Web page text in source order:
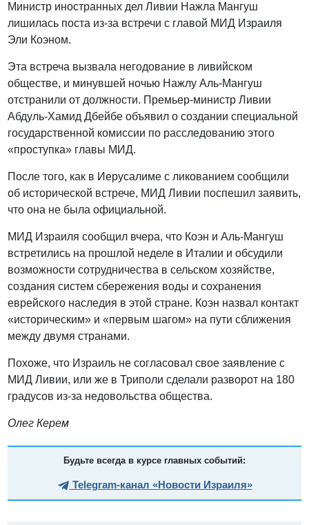
Министр иностранных дел Ливии Нажла Мангуш
лишилась поста из-за встречи с главой МИД Израиля
Эли Коэном.
Эта встреча вызвала негодование в ливийском
обществе, и минувшей ночью Нажлу Аль-Мангуш
отстранили от должности. Премьер-министр Ливии
Абдуль-Хамид Дбейбе объявил о создании специальной
государственной комиссии по расследованию этого
«проступка» главы МИД.
После того, как в Иерусалиме с ликованием сообщили
об исторической встрече, МИД Ливии поспешил заявить,
что она не была официальной.
МИД Израиля сообщил вчера, что Коэн и Аль-Мангуш
встретились на прошлой неделе в Италии и обсудили
возможности сотрудничества в сельском хозяйстве,
создания систем сбережения воды и сохранения
еврейского наследия в этой стране. Коэн назвал контакт
«историческим» и «первым шагом» на пути сближения
между двумя странами.
Похоже, что Израиль не согласовал свое заявление с
МИД Ливии, или же в Триполи сделали разворот на 180
градусов из-за недовольства общества.
Олег Керем
Будьте всегда в курсе главных событий:
Telegram-канал «Новости Израиля»